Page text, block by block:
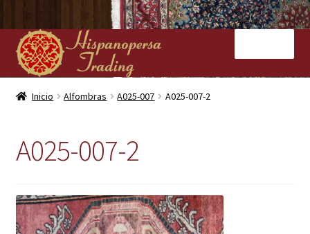
Ir
a
la
navegación
Ir
al
contenido
Inicio
Kilims
Inicio Alfombras A025-007 A025-007-2
A025-007-2